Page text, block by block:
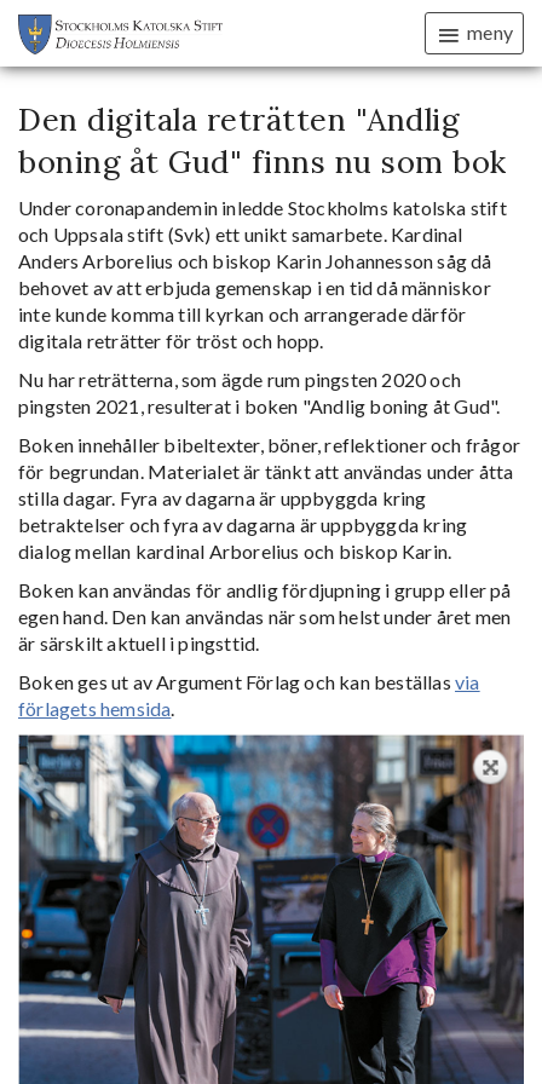
meny
Den digitala reträtten "Andlig
boning åt Gud" finns nu som bok
Under coronapandemin inledde Stockholms katolska stift
och Uppsala stift (Svk) ett unikt samarbete. Kardinal
Anders Arborelius och biskop Karin Johannesson såg då
behovet av att erbjuda gemenskap i en tid då människor
inte kunde komma till kyrkan och arrangerade därför
digitala reträtter för tröst och hopp.
Nu har reträtterna, som ägde rum pingsten 2020 och
pingsten 2021, resulterat i boken "Andlig boning åt Gud".
Boken innehåller bibeltexter, böner, reflektioner och frågor
för begrundan. Materialet är tänkt att användas under åtta
stilla dagar. Fyra av dagarna är uppbyggda kring
betraktelser och fyra av dagarna är uppbyggda kring
dialog mellan kardinal Arborelius och biskop Karin.
Boken kan användas för andlig fördjupning i grupp eller på
egen hand. Den kan användas när som helst under året men
är särskilt aktuell i pingsttid.
Boken ges ut av Argument Förlag och kan beställasvia
förlagets hemsida.